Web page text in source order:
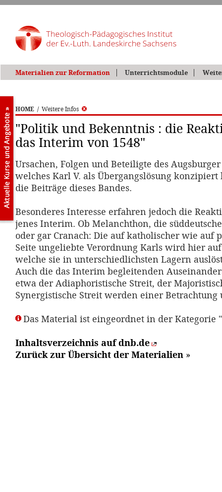
Materialien zur Reformation Unterrichtsmodule
HOME / Weitere Infos
"Politik und Bekenntnis : die
das Interim von 1548"
Ursachen, Folgen und Beteiligte des
welches Karl V. als Übergangslösung konzipiert
die Beiträge dieses Bandes.
Besonderes Interesse erfahren jedoch die
jenes Interim. Ob Melanchthon, die
oder gar Cranach: Die auf katholischer wie auf
Seite ungeliebte Verordnung Karls wird hier
welche sie in unterschiedlichsten Lagern
Auch die das Interim begleitenden
etwa der Adiaphoristische Streit, der
Synergistische Streit werden einer Betrachtung
Das Material ist eingeordnet in der Kategorie
Inhaltsverzeichnis auf dnb.de
Zurück zur Übersicht der Materialien »